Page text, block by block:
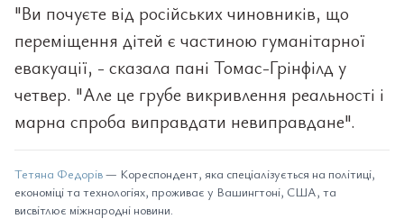
"Ви почуєте від російських чиновників, що
переміщення дітей є частиною гуманітарної
евакуації, - сказала пані Томас-Грінфілд у
четвер. "Але це грубе викривлення реальності і
марна спроба виправдати невиправдане".
Тетяна Федорів— Кореспондент, яка спеціалізується на політиці,
економіці та технологіях, проживає у Вашингтоні, США, та
висвітлює міжнародні новини.